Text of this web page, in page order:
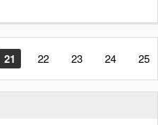
21 22 23 24 25